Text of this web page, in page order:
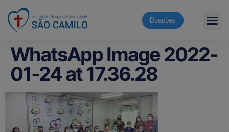
Doações
WhatsApp Image 2022-
01-24 at 17.36.28